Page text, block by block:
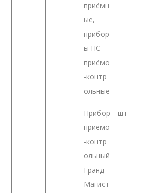
приёмн
ые,
прибор
ы ПС
приёмо
-контр
ольные
Прибор
приёмо
-контр
ольный
Гранд
Магист
шт